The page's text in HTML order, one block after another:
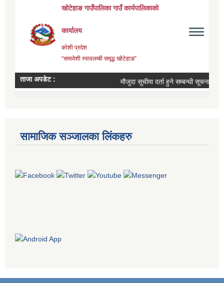
सामाजिक सञ्जालका लिंकहरु